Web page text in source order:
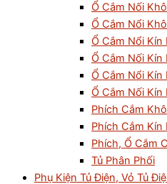
Ổ Cắm Nối
Ổ Cắm Nổi
Ổ Cắm Nổi Kín
Ổ Cắm Nối Kín
Ổ Cắm Nổi Kín
Ổ Cắm Nối Kín
Phích Cắm
Phích Cắm Kín
Phích, Ổ Cắm
Tủ Phân Phối
Phụ Kiện Tủ Điện, Vỏ Tủ